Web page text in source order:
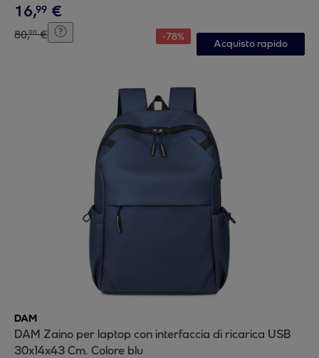
16,99 €
80,90 € -78%
Acquisto rapido
DAM
DAM Zaino per laptop con interfaccia di ricarica USB
30x14x43 Cm. Colore blu